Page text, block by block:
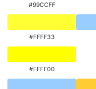
#99CCFF
#FFFF33
#FFFF00